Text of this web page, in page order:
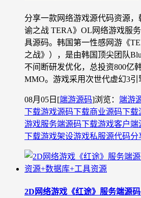
分享一款网络游戏源代码资源
谕之战 TERA》OL网络游戏服
具源码。韩国第一性感网游《
之战》），是由韩国顶尖团队
不间断研发优化，总投资800亿
MMO。游戏采用次世代虚幻3引
08月05日 [端游源码]浏览： 端游
下载游戏源码下载商业源码下载
游戏服务端源码下载游戏客户端
下载游戏架设游戏私服源代码分
2D网络游戏《红途》服务端源